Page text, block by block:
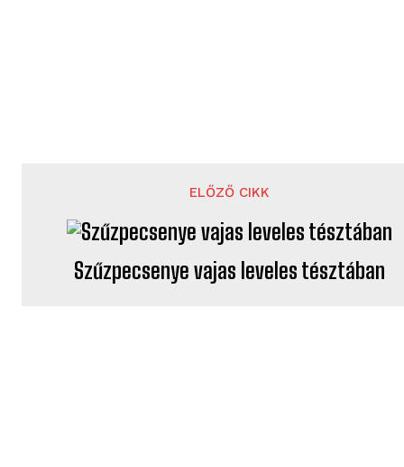
ELŐZŐ CIKK
Szűzpecsenye vajas leveles tésztában